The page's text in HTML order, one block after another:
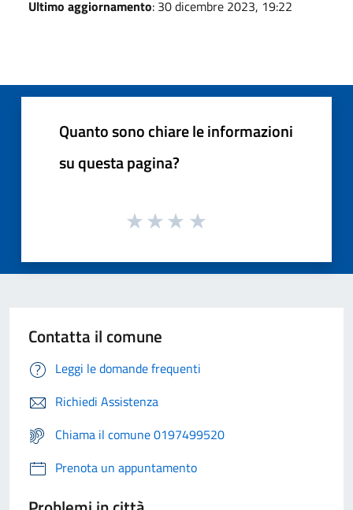
Ultimo aggiornamento: 30 dicembre 2023, 19:22
Quanto sono chiare le informazioni
su questa pagina?
Contatta il comune
Leggi le domande frequenti
Richiedi Assistenza
Chiama il comune 0197499520
Prenota un appuntamento